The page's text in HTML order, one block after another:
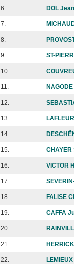
6. DOL Jean
7.
8.
9. ST-
10.
11.
12.
13.
14.
15.
16. VICTOR
17.
18. FALISE
19. CAFFA
20.
21.
22.